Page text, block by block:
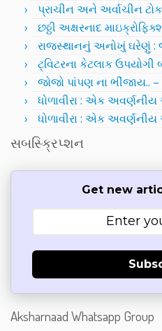
પ્રાચીન અને અર્વાચીન
છઠ્ઠી અક્ષરનાદ
રાજસ્થાનનું અનોખું ઘરેણું :
ટ્વિટરના કેટલાક
જોજો પાંપણ ના ભીંજાય..
ધોળાવીરા : એક
ધોળાવીરા : એક
સબસ્ક્રિપ્શન
Get new
Aksharnaad Whatsapp Group